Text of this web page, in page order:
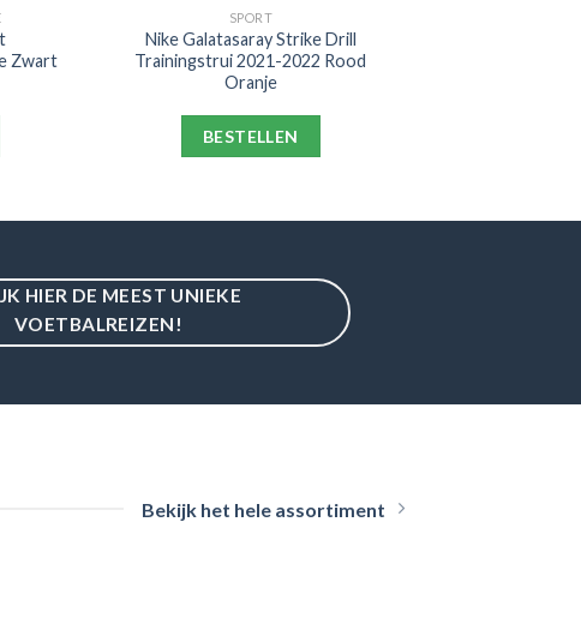
Zwart
SPORT
Nike Galatasaray Strike Drill
Trainingstrui 2021-2022 Rood
Oranje
BESTELLEN
HIER DE MEEST UNIEKE
VOETBALREIZEN!
Bekijk het hele assortiment